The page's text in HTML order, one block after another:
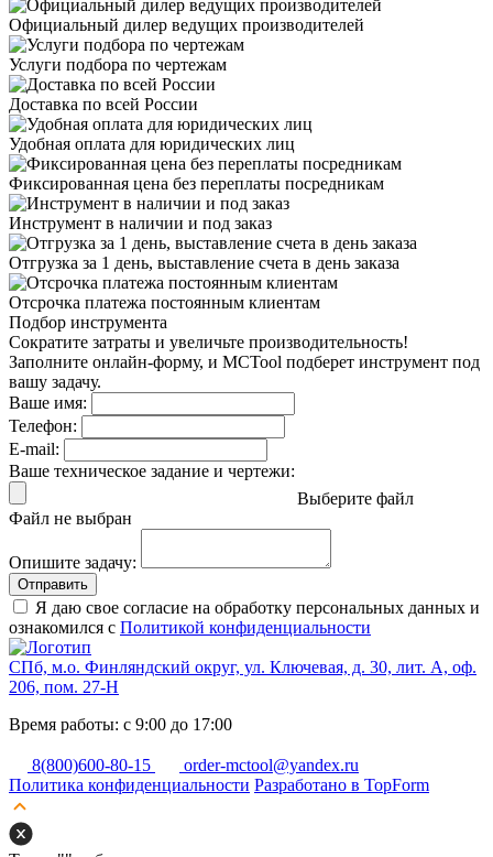
Официальный дилер ведущих производителей
Услуги подбора по чертежам
Доставка по всей России
Удобная оплата для юридических лиц
Фиксированная цена без переплаты посредникам
Инструмент в наличии и под заказ
Отгрузка за 1 день, выставление счета в день заказа
Отсрочка платежа постоянным клиентам
Подбор инструмента
Сократите затраты и увеличьте производительность!
Заполните онлайн-форму, и MCTool подберет инструмент под
вашу задачу.
Ваше имя:
Телефон:
E-mail:
Ваше техническое задание и чертежи:
Выберите файл
Файл не выбран
Опишите задачу:
Отправить
Я даю свое согласие на обработку персональных данных и
ознакомился с Политикой конфиденциальности
СПб, м.о. Финляндский округ, ул. Ключевая, д. 30, лит. А, оф.
206, пом. 27-Н
Время работы: с 9:00 до 17:00
8(800)600-80-15
order-mctool@yandex.ru
Политика конфиденциальности Разработано в TopForm